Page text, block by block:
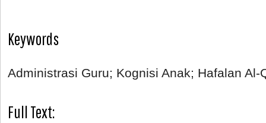
Keywords
Administrasi Guru; Kognisi Anak; Hafalan Al-
Full Text: